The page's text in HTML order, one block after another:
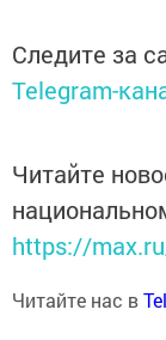
Следите за
Telegram-
Читайте
https://
Читайте нас в